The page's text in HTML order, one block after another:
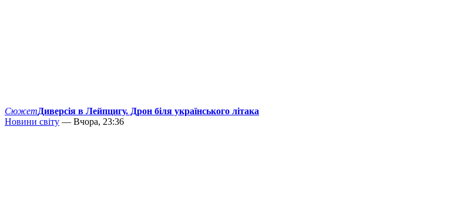
СюжетДиверсія в Лейпцигу. Дрон біля українського літака
Новини світу — Вчора, 23:36